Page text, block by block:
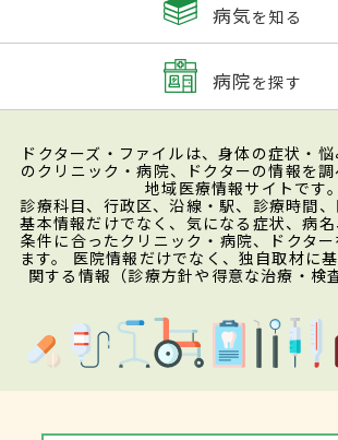
病気を知る
病院を探す
ドクターズ・ファイルは、身体の症状・
のクリニック・病院、ドクターの情報を
地域医療情報サイトです。
診療科目、行政区、沿線・駅、診療時間
基本情報だけでなく、気になる症状、病
条件に合ったクリニック・病院、ドクタ
ます。 医院情報だけでなく、独自取材に
関する情報（診療方針や得意な治療・検